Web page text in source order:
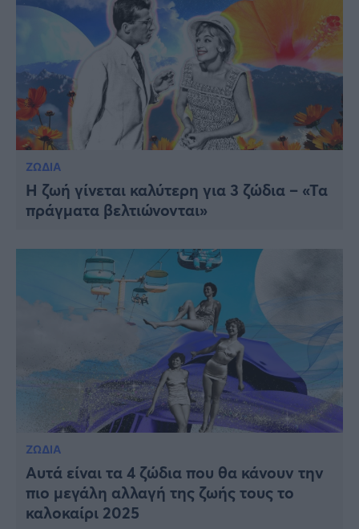
ΖΩΔΙΑ
Η ζωή γίνεται καλύτερη για 3 ζώδια – «Τα
πράγματα βελτιώνονται»
ΖΩΔΙΑ
Αυτά είναι τα 4 ζώδια που θα κάνουν την
πιο μεγάλη αλλαγή της ζωής τους το
καλοκαίρι 2025